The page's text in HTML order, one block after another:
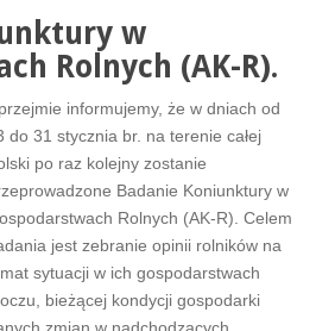
w
Rolnych (AK-R).
informujemy, że w dniach od
do 31 stycznia br. na terenie całej
po raz kolejny zostanie
Badanie Koniunktury w
Rolnych (AK-R). Celem
jest zebranie opinii rolników na
sytuacji w ich gospodarstwach
bieżącej kondycji gospodarki